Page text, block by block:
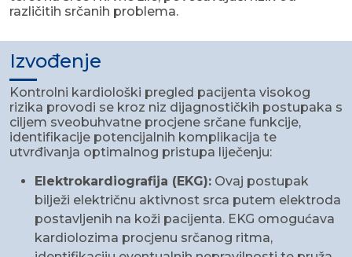
različitih srčanih problema.
Izvođenje
Kontrolni kardiološki pregled pacijenta visokog
rizika provodi se kroz niz dijagnostičkih postupaka s
ciljem sveobuhvatne procjene srčane funkcije,
identifikacije potencijalnih komplikacija te
utvrđivanja optimalnog pristupa liječenju:
Elektrokardiografija (EKG): Ovaj postupak
bilježi električnu aktivnost srca putem elektroda
postavljenih na koži pacijenta. EKG omogućava
kardiolozima procjenu srčanog ritma,